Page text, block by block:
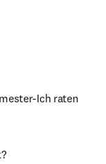
Ich raten